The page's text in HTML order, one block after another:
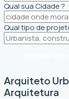
Qual sua Cidade ?
Qual tipo de
Arquiteto
Arquitetura